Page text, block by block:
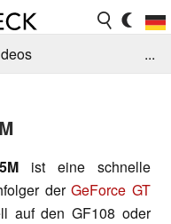
...
ist eine schnelle
derGeForce GT
auf den GF108 oder